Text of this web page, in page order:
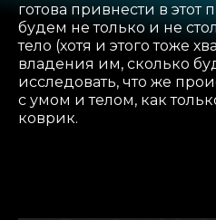
готова привнести в этот
будем не только и не
тело (хотя и этого тоже
владения им, сколько
исследовать, что же
с умом и телом, как
коврик.